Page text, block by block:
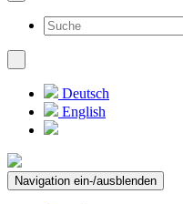
Deutsch
English
Navigation ein-/ausblenden